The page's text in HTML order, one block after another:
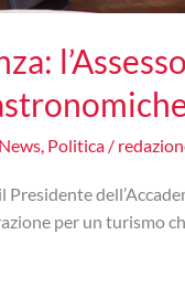
News, Politica /
Presidente
per un turismo